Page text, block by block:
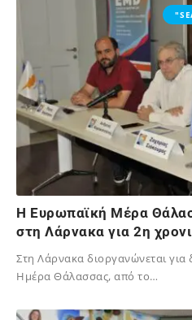
H Ευρωπαϊκή Μέρα
στη Λάρνακα για 2η
Στη Λάρνακα διοργανώνεται
Ημέρα Θάλασσας, από το…